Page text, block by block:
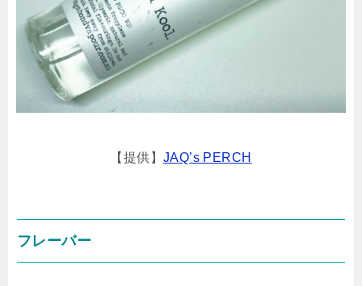
【提供】JAQ’s PERCH
フレーバー